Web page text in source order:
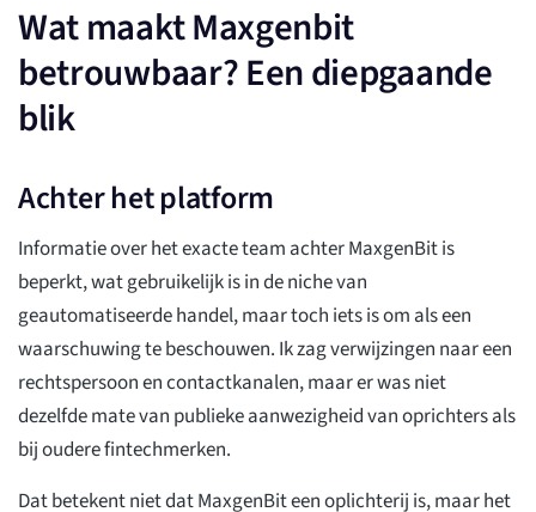
Wat maakt Maxgenbit
betrouwbaar? Een diepgaande
blik
Achter het platform
Informatie over het exacte team achter MaxgenBit is
beperkt, wat gebruikelijk is in de niche van
geautomatiseerde handel, maar toch iets is om als een
waarschuwing te beschouwen. Ik zag verwijzingen naar een
rechtspersoon en contactkanalen, maar er was niet
dezelfde mate van publieke aanwezigheid van oprichters als
bij oudere fintechmerken.
Dat betekent niet dat MaxgenBit een oplichterij is, maar het